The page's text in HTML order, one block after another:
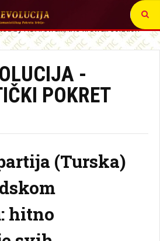
-
POKRET
(Turska)
hitno